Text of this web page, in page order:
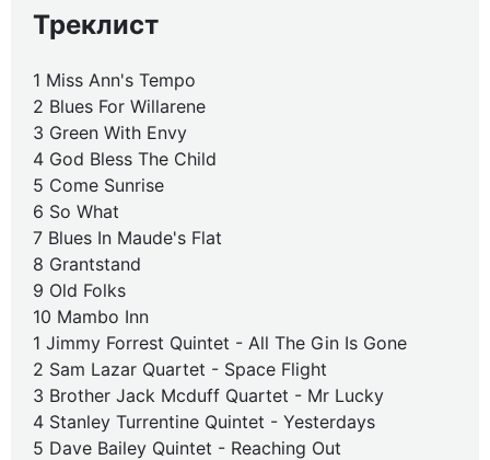
Треклист
1 Miss Ann's Tempo
2 Blues For Willarene
3 Green With Envy
4 God Bless The Child
5 Come Sunrise
6 So What
7 Blues In Maude's Flat
8 Grantstand
9 Old Folks
10 Mambo Inn
1 Jimmy Forrest Quintet - All The Gin Is Gone
2 Sam Lazar Quartet - Space Flight
3 Brother Jack Mcduff Quartet - Mr Lucky
4 Stanley Turrentine Quintet - Yesterdays
5 Dave Bailey Quintet - Reaching Out